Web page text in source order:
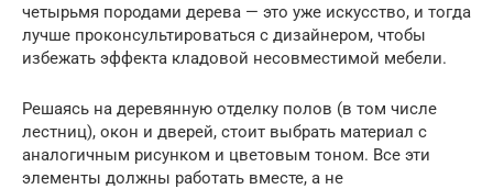
четырьмя породами дерева — это уже искусство, и тогда
лучше проконсультироваться с дизайнером, чтобы
избежать эффекта кладовой несовместимой мебели.
Решаясь на деревянную отделку полов (в том числе
лестниц), окон и дверей, стоит выбрать материал с
аналогичным рисунком и цветовым тоном. Все эти
элементы должны работать вместе, а не